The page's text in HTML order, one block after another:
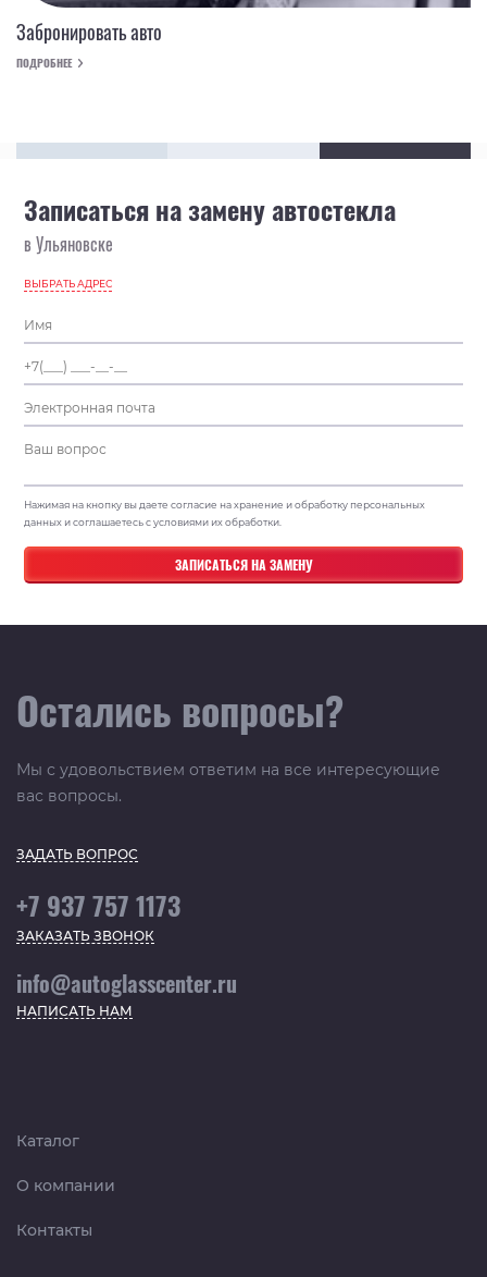
Забронировать авто
ПОДРОБНЕЕ
Записаться на замену автостекла
в Ульяновске
ВЫБРАТЬ АДРЕС
Нажимая на кнопку вы даете согласие на хранение и обработку персональных
данных и соглашаетесь с условиями их обработки.
Остались вопросы?
Мы с удовольствием ответим на все интересующие
вас вопросы.
ЗАДАТЬ ВОПРОС
+7 937 757 1173
ЗАКАЗАТЬ ЗВОНОК
info@autoglasscenter.ru
НАПИСАТЬ НАМ
Каталог
О компании
Контакты